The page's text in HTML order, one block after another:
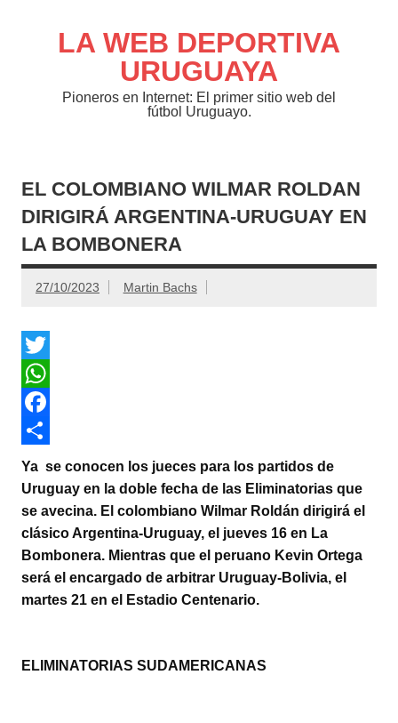
contenidoLA WEB DEPORTIVA
URUGUAYA
Pioneros en Internet: El primer sitio web del
fútbol Uruguayo.
EL COLOMBIANO WILMAR ROLDAN
DIRIGIRÁ ARGENTINA-URUGUAY EN
LA BOMBONERA
27/10/2023 Martin Bachs
T
w
t
t
e
W
h
a
t
s
p
p
F
a
c
e
o
o
C
o
m
a
r
i
Ya se conocen los jueces para los partidos de
Uruguay en la doble fecha de las Eliminatorias que
se avecina. El colombiano Wilmar Roldán dirigirá el
clásico Argentina-Uruguay, el jueves 16 en La
Bombonera. Mientras que el peruano Kevin Ortega
será el encargado de arbitrar Uruguay-Bolivia, el
martes 21 en el Estadio Centenario.
ELIMINATORIAS SUDAMERICANAS